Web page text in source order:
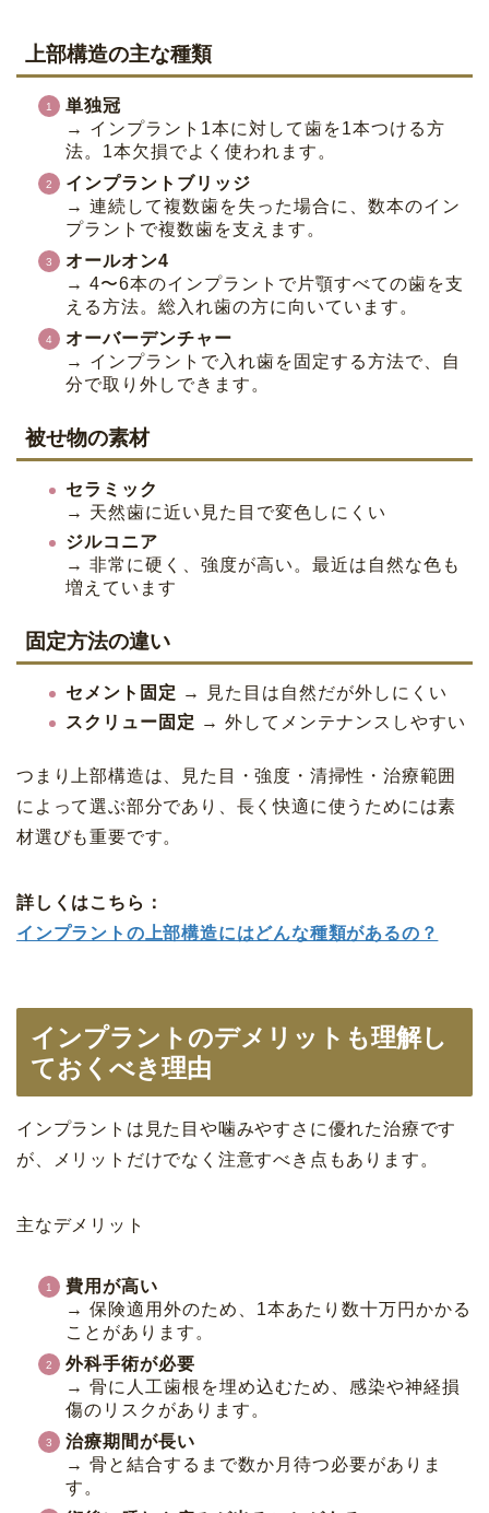
上部構造の主な種類
単独冠
→ インプラント1本に対して歯を1本つける方
法。1本欠損でよく使われます。
インプラントブリッジ
→ 連続して複数歯を失った場合に、数本のイン
プラントで複数歯を支えます。
オールオン4
→ 4〜6本のインプラントで片顎すべての歯を支
える方法。総入れ歯の方に向いています。
オーバーデンチャー
→ インプラントで入れ歯を固定する方法で、自
分で取り外しできます。
被せ物の素材
セラミック
→ 天然歯に近い見た目で変色しにくい
ジルコニア
→ 非常に硬く、強度が高い。最近は自然な色も
増えています
固定方法の違い
セメント固定 → 見た目は自然だが外しにくい
スクリュー固定 → 外してメンテナンスしやすい
つまり上部構造は、見た目・強度・清掃性・治療範囲
によって選ぶ部分であり、長く快適に使うためには素
材選びも重要です。
詳しくはこちら：
インプラントの上部構造にはどんな種類があるの？
インプラントのデメリットも理解し
ておくべき理由
インプラントは見た目や噛みやすさに優れた治療です
が、メリットだけでなく注意すべき点もあります。
主なデメリット
費用が高い
→ 保険適用外のため、1本あたり数十万円かかる
ことがあります。
外科手術が必要
→ 骨に人工歯根を埋め込むため、感染や神経損
傷のリスクがあります。
治療期間が長い
→ 骨と結合するまで数か月待つ必要がありま
す。